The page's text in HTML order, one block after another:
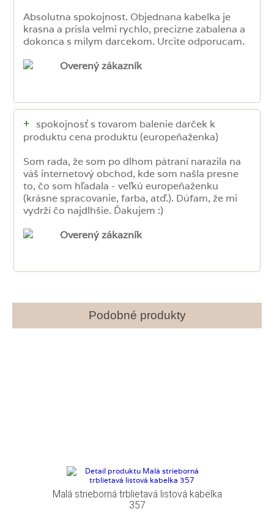
Absolutna spokojnost. Objednana kabelka je
krasna a prisla velmi rychlo, precizne zabalena a
dokonca s milym darcekom. Urcite odporucam.
Overený zákazník
+ spokojnosť s tovarom balenie darček k
produktu cena produktu (europeňaženka)
Som rada, že som po dlhom pátraní narazila na
váš internetový obchod, kde som našla presne
to, čo som hľadala - veľkú europeňaženku
(krásne spracovanie, farba, atď.). Dúfam, že mi
vydrží čo najdlhšie. Ďakujem :)
Overený zákazník
Podobné produkty
Malá strieborná trblietavá listová kabelka
357